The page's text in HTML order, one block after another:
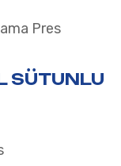
SÜTUNLU